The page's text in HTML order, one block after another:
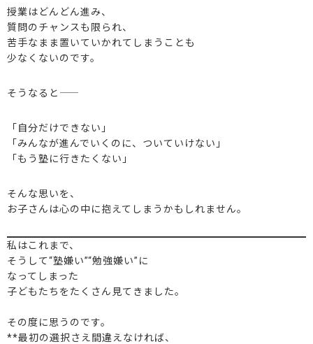
授業はどんどん進み、
質問のチャンスも限られ、
苦手なまま置いていかれてしまうことも
少なくないのです。
そうなると――
「自分だけできない」
「みんなが進んでいくのに、ついていけない」
「もう塾に行きたくない」
そんな思いを、
お子さんは心の中に抱えてしまうかもしれません。
私はこれまで、
そうして“塾嫌い”“勉強嫌い”に
なってしまった
子どもたちをたくさん見てきました。
その度に思うのです。
**最初の選択さえ間違えなければ、